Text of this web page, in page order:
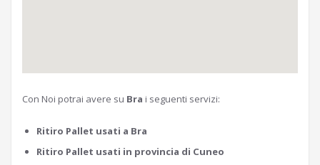
Con Noi potrai avere su Bra i seguenti servizi:
Ritiro Pallet usati a Bra
Ritiro Pallet usati in provincia di Cuneo